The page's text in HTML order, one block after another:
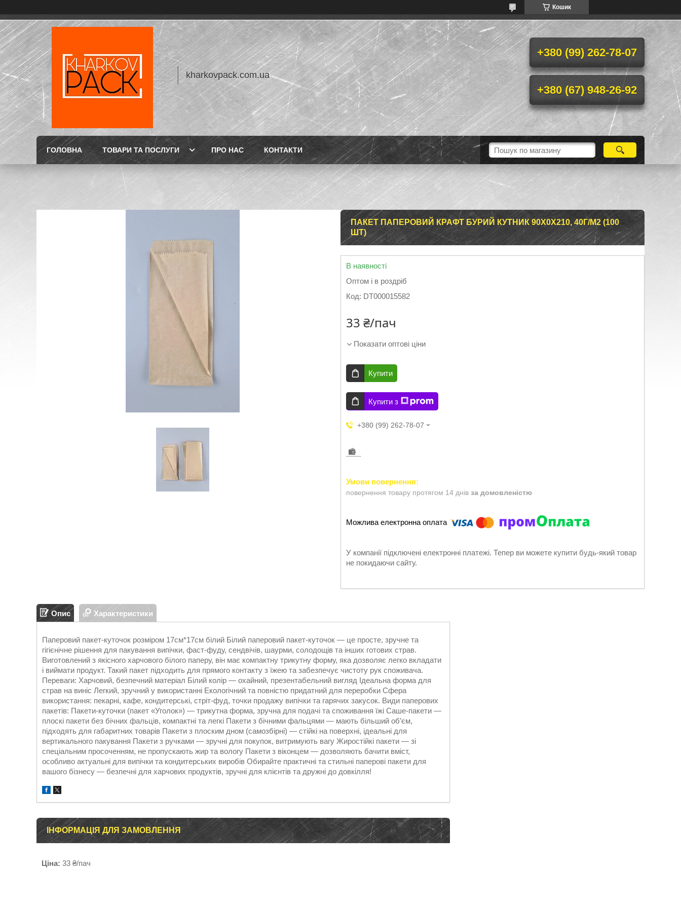
Кошик
kharkovpack.com.ua
+380 (99) 262-78-07
+380 (67) 948-26-92
ГОЛОВНА ТОВАРИ ТА ПОСЛУГИ ПРО НАС КОНТАКТИ
ПАКЕТ ПАПЕРОВИЙ КРАФТ БУРИЙ КУТНИК 90Х0Х210, 40Г/М2 (100
ШТ)
В наявності
Оптом і в роздріб
Код: DT000015582
33 ₴/пач
Показати оптові ціни
Купити
Купити з
+380 (99) 262-78-07
повернення товару протягом 14 днів за домовленістю
У компанії підключені електронні платежі. Тепер ви можете купити будь-який товар
не покидаючи сайту.
Опис Характеристики
Паперовий пакет-куточок розміром 17см*17см білий Білий паперовий пакет-куточок — це просте, зручне та
гігієнічне рішення для пакування випічки, фаст-фуду, сендвічів, шаурми, солодощів та інших готових страв.
Виготовлений з якісного харчового білого паперу, він має компактну трикутну форму, яка дозволяє легко вкладати
і виймати продукт. Такий пакет підходить для прямого контакту з їжею та забезпечує чистоту рук споживача.
Переваги: Харчовий, безпечний матеріал Білий колір — охайний, презентабельний вигляд Ідеальна форма для
страв на виніс Легкий, зручний у використанні Екологічний та повністю придатний для переробки Сфера
використання: пекарні, кафе, кондитерські, стріт-фуд, точки продажу випічки та гарячих закусок. Види паперових
пакетів: Пакети-куточки (пакет «Уголок») — трикутна форма, зручна для подачі та споживання їжі Саше-пакети —
плоскі пакети без бічних фальців, компактні та легкі Пакети з бічними фальцями — мають більший об’єм,
підходять для габаритних товарів Пакети з плоским дном (самозбірні) — стійкі на поверхні, ідеальні для
вертикального пакування Пакети з ручками — зручні для покупок, витримують вагу Жиростійкі пакети — зі
спеціальним просоченням, не пропускають жир та вологу Пакети з віконцем — дозволяють бачити вміст,
особливо актуальні для випічки та кондитерських виробів Обирайте практичні та стильні паперові пакети для
вашого бізнесу — безпечні для харчових продуктів, зручні для клієнтів та дружні до довкілля!
ІНФОРМАЦІЯ ДЛЯ ЗАМОВЛЕННЯ
Ціна: 33 ₴/пач